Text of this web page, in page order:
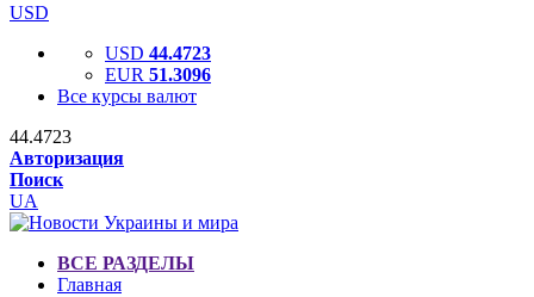
USD
USD 44.4723
EUR 51.3096
Все курсы валют
44.4723
Авторизация
Поиск
UA
ВСЕ РАЗДЕЛЫ
Главная